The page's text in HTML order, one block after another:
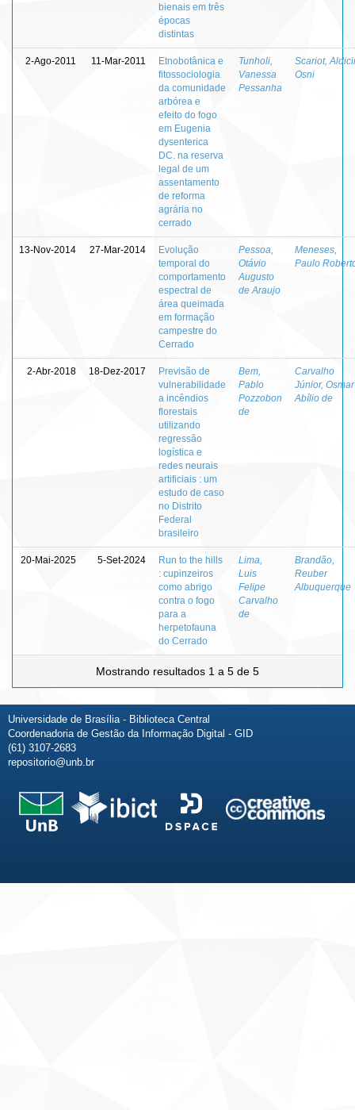
bienais em três
épocas
distintas
2-Ago-2011 11-Mar-2011
Etnobotânica e
fitossociologia
da comunidade
arbórea e
efeito do fogo
em Eugenia
dysenterica
DC. na reserva
legal de um
assentamento
de reforma
agrária no
cerrado
Tunholi,
Vanessa
Pessanha
Scariot,
Osni
13-Nov-2014 27-Mar-2014
Evolução
temporal do
comportamento
espectral de
área queimada
em formação
campestre do
Cerrado
Pessoa,
Otávio
Augusto
de Araujo
Meneses,
Paulo
2-Abr-2018 18-Dez-2017
Previsão de
vulnerabilidade
a incêndios
florestais
utilizando
regressão
logística e
redes neurais
artificiais : um
estudo de caso
no Distrito
Federal
brasileiro
Bem,
Pablo
Pozzobon
de
Carvalho
Júnior, Osmar
Abílio de
20-Mai-2025 5-Set-2024
Run to the hills
: cupinzeiros
como abrigo
contra o fogo
para a
herpetofauna
do Cerrado
Lima,
Luis
Felipe
Carvalho
de
Brandão,
Reuber
Albuquerque
Mostrando resultados 1 a 5 de 5
Universidade de Brasília - Biblioteca Central
Coordenadoria de Gestão da Informação Digital - GID
(61) 3107-2683
repositorio@unb.br